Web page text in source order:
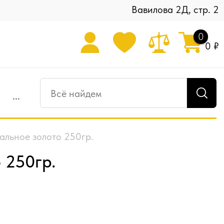
Вавилова 2Д, стр. 2
0
0 ₽
...
золото 250гр.